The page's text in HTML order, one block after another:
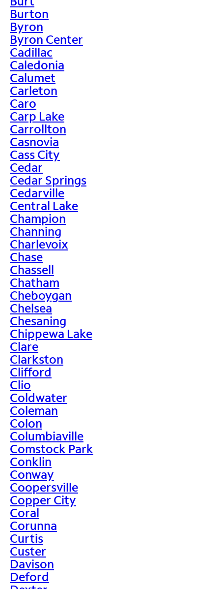
Burton
Byron
Byron Center
Cadillac
Caledonia
Calumet
Carleton
Caro
Carp Lake
Carrollton
Casnovia
Cass City
Cedar
Cedar Springs
Cedarville
Central Lake
Champion
Channing
Charlevoix
Chase
Chassell
Chatham
Cheboygan
Chelsea
Chesaning
Chippewa Lake
Clare
Clarkston
Clifford
Clio
Coldwater
Coleman
Colon
Columbiaville
Comstock Park
Conklin
Conway
Coopersville
Copper City
Coral
Corunna
Curtis
Custer
Davison
Deford